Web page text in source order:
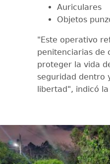
Auriculares
Objetos
"Este operativo
penitenciarias de
proteger la vida
seguridad dentro
libertad", indicó la